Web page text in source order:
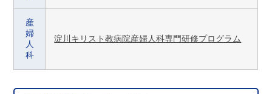
産
婦
人
科
淀川キリスト教病院産婦⼈科専⾨研修プログラム